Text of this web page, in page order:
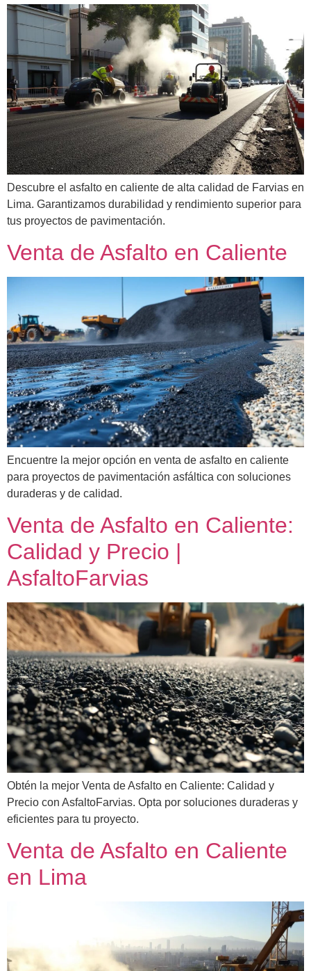
Descubre el asfalto en caliente de alta calidad de Farvias en
Lima. Garantizamos durabilidad y rendimiento superior para
tus proyectos de pavimentación.
Venta de Asfalto en Caliente
Encuentre la mejor opción en venta de asfalto en caliente
para proyectos de pavimentación asfáltica con soluciones
duraderas y de calidad.
Venta de Asfalto en Caliente:
Calidad y Precio |
AsfaltoFarvias
Obtén la mejor Venta de Asfalto en Caliente: Calidad y
Precio con AsfaltoFarvias. Opta por soluciones duraderas y
eficientes para tu proyecto.
Venta de Asfalto en Caliente
en Lima